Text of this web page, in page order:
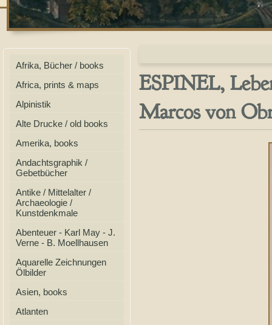
Afrika, Bücher / books
Africa, prints & maps
Alpinistik
Alte Drucke / old books
Amerika, books
Andachtsgraphik /
Gebetbücher
Antike / Mittelalter /
Archaeologie /
Kunstdenkmale
Abenteuer - Karl May - J.
Verne - B. Moellhausen
Aquarelle Zeichnungen
Ölbilder
Asien, books
Atlanten
ESPINEL,
Marcos von